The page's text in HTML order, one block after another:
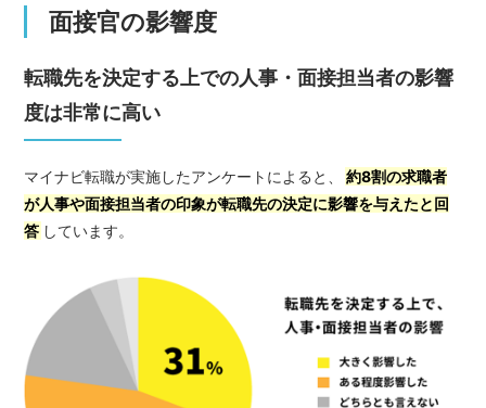
面接官の影響度
転職先を決定する上での人事・面接担当者の影響
度は非常に高い
マイナビ転職が実施したアンケートによると、
約8割の求職者
が人事や面接担当者の印象が転職先の決定に影響を与えたと回
答 しています。